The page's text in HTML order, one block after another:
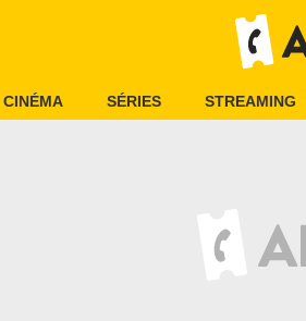
CINÉMA SÉRIES STREAMING